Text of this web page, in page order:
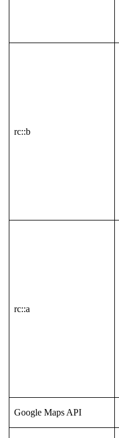
rc::b
rc::a
Google Maps API